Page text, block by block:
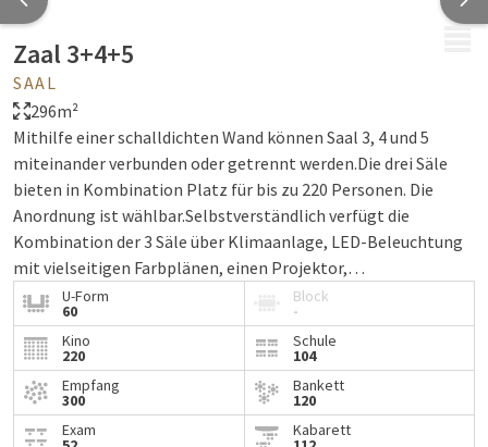
Zaal 3+4+5
SAAL
296m²
Mithilfe einer schalldichten Wand können Saal 3, 4 und 5
miteinander verbunden oder getrennt werden.Die drei Säle
bieten in Kombination Platz für bis zu 220 Personen. Die
Anordnung ist wählbar.Selbstverständlich verfügt die
Kombination der 3 Säle über Klimaanlage, LED-Beleuchtung
mit vielseitigen Farbplänen, einen Projektor,
Projektionswand, Flipchart mit Stiften und WIFI-Internet.
U-Form
60
Block
-
Kino
220
Schule
104
Empfang
300
Bankett
120
Exam
Kabarett